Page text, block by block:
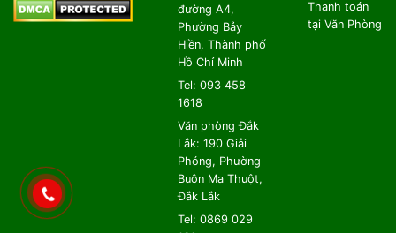
đường A4,
Phường Bảy
Hiền, Thành phố
Hồ Chí Minh
Tel: 093 458
1618
Văn phòng Đắk
Lắk: 190 Giải
Phóng, Phường
Buôn Ma Thuột,
Đắk Lắk
Tel: 0869 029
Thanh toán
tại Văn Phòng